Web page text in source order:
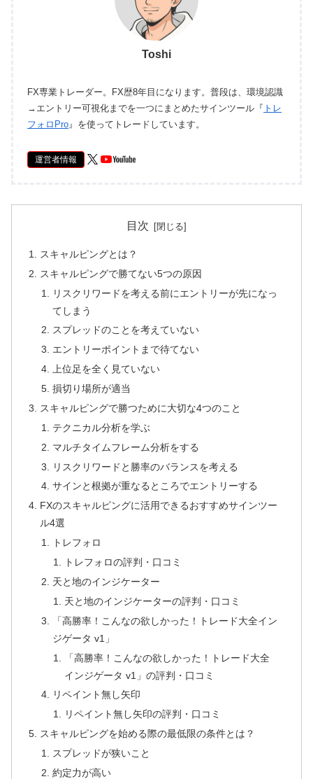
Toshi
FX専業トレーダー。FX歴8年目になります。普段は、環境認識
→エントリー可視化までを一つにまとめたサインツール『 トレ
フォロPro』を使ってトレードしています。
運営者情報
目次
スキャルピングとは？
スキャルピングで勝てない5つの原因
リスクリワードを考える前にエントリーが先になっ
てしまう
スプレッドのことを考えていない
エントリーポイントまで待てない
上位足を全く見ていない
損切り場所が適当
スキャルピングで勝つために大切な4つのこと
テクニカル分析を学ぶ
マルチタイムフレーム分析をする
リスクリワードと勝率のバランスを考える
サインと根拠が重なるところでエントリーする
FXのスキャルピングに活用できるおすすめサインツー
ル4選
トレフォロ
トレフォロの評判・口コミ
天と地のインジケーター
天と地のインジケーターの評判・口コミ
「高勝率！こんなの欲しかった！トレード大全イン
ジゲータ v1」
「高勝率！こんなの欲しかった！トレード大全
インジゲータ v1」の評判・口コミ
リペイント無し矢印
リペイント無し矢印の評判・口コミ
スキャルピングを始める際の最低限の条件とは？
スプレッドが狭いこと
約定力が高い